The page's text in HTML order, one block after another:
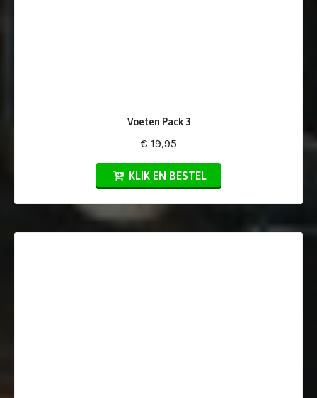
Voeten Pack 3
€ 19,95
KLIK EN BESTEL